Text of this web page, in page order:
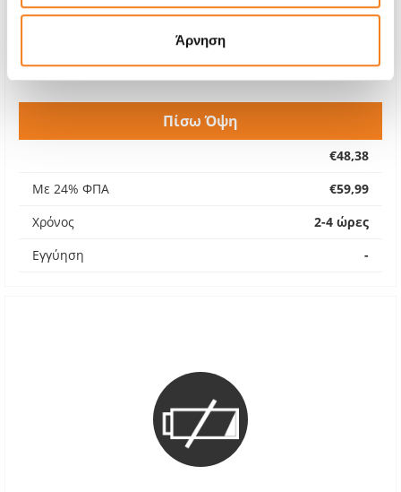
Άρνηση
Πίσω Όψη
€48,38
Με 24% ΦΠΑ
€59,99
Χρόνος
2-4 ώρες
Εγγύηση
-